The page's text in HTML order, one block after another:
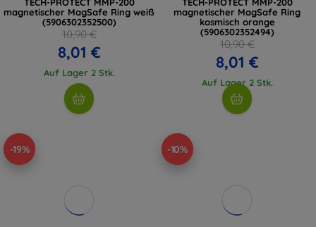
magnetischer MagSafe Ring weiß
(5906302352500)
10,90 €
8,01 €
Auf Lager 2 Stk.
magnetischer MagSafe Ring
kosmisch orange
(5906302352494)
10,90 €
8,01 €
Auf Lager 2 Stk.
-19% -10%